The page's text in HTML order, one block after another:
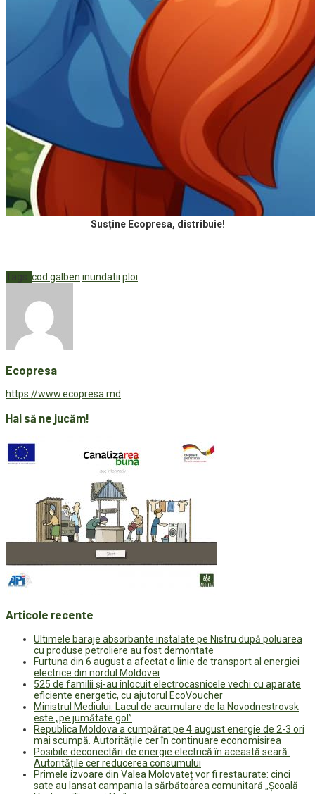
Susține Ecopresa, distribuie!
Tags: cod galben inundatii ploi
Ecopresa
https://www.ecopresa.md
Hai să ne jucăm!
Articole recente
Ultimele baraje absorbante instalate pe Nistru după poluarea
cu produse petroliere au fost demontate
Furtuna din 6 august a afectat o linie de transport al energiei
electrice din nordul Moldovei
525 de familii și-au înlocuit electrocasnicele vechi cu aparate
eficiente energetic, cu ajutorul EcoVoucher
Ministrul Mediului: Lacul de acumulare de la Novodnestrovsk
este „pe jumătate gol”
Republica Moldova a cumpărat pe 4 august energie de 2-3 ori
mai scumpă. Autoritățile cer în continuare economisirea
Posibile deconectări de energie electrică în această seară.
Autoritățile cer reducerea consumului
Primele izvoare din Valea Molovateț vor fi restaurate: cinci
sate au lansat campania la sărbătoarea comunitară „Școală